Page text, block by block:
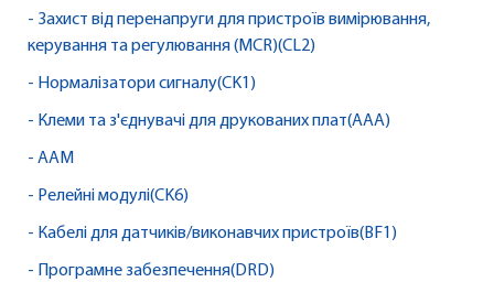
- Захист від перенапруги для пристроїв вимірювання,
керування та регулювання (MCR)(CL2)
- Нормалізатори сигналу(CK1)
- Клеми та з'єднувачі для друкованих плат(AAA)
- AAM
- Релейні модулі(CK6)
- Кабелі для датчиків/виконавчих пристроїв(BF1)
- Програмне забезпечення(DRD)